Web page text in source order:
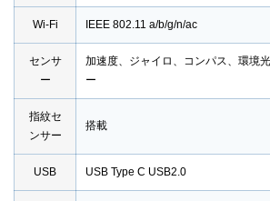
Wi-Fi IEEE 802.11 a/b/g/n/ac
センサ
ー
加速度、ジャイロ、コンパス、環境
ー
指紋セ
ンサー
搭載
USB USB Type C USB2.0